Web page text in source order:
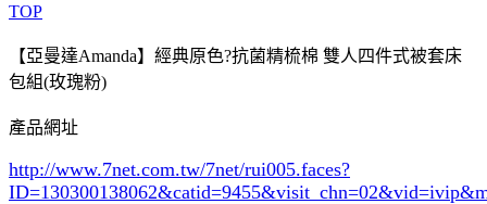
TOP
【亞曼達Amanda】經典原色?抗菌精梳棉 雙人四件式被套床
包組(玫瑰粉)
產品網址
http://www.7net.com.tw/7net/rui005.faces?
ID=130300138062&catid=9455